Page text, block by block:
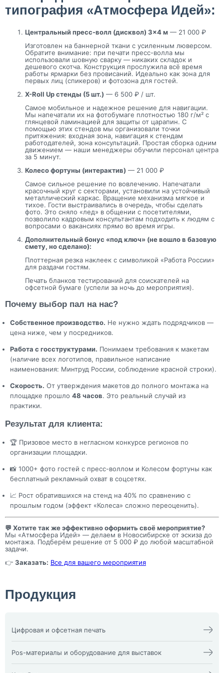
типография «Атмосфера Идей»:
Центральный пресс-волл (дисквол) 3×4 м — 21 000 ₽
Изготовлен на баннерной ткани с усиленным люверсом.
Обратите внимание: при печати пресс-волла мы
использовали шовную сварку — никаких складок и
дешевого скотча. Конструкция прослужила всё время
работы ярмарки без провисаний. Идеально как зона для
первых лиц (спикеров) и фотозона для гостей.
X-Roll Up стенды (5 шт.) — 6 500 ₽ / шт.
Самое мобильное и надежное решение для навигации.
Мы напечатали их на фотобумаге плотностью 180 г/м² с
глянцевой ламинацией для защиты от царапин. С
помощью этих стендов мы организовали точки
притяжения: входная зона, навигация к стендам
работодателей, зона консультаций. Простая сборка одним
движением — наши менеджеры обучили персонал центра
за 5 минут.
Колесо фортуны (интерактив) — 21 000 ₽
Самое сильное решение по вовлечению. Напечатали
красочный круг с секторами, установили на устойчивый
металлический каркас. Вращение механизма мягкое и
тихое. Гости выстраивались в очередь, чтобы сделать
фото. Это сняло «лед» в общении с посетителями,
позволило кадровым консультантам подходить к людям с
вопросами о вакансиях прямо во время игры.
Дополнительный бонус «под ключ» (не вошло в базовую
смету, но сделано):
Плоттерная резка наклеек с символикой «Работа России»
для раздачи гостям.
Печать бланков тестирований для соискателей на
офсетной бумаге (успели за ночь до мероприятия).
Почему выбор пал на нас?
Собственное производство. Не нужно ждать подрядчиков —
цена ниже, чем у посредников.
Работа с госструктурами. Понимаем требования к макетам
(наличие всех логотипов, правильное написание
наименования: Минтруд России, соблюдение красной строки).
Скорость. От утверждения макетов до полного монтажа на
площадке прошло 48 часов. Это реальный случай из
практики.
Результат для клиента:
🏆 Призовое место в негласном конкурсе регионов по
организации площадки.
📸 1000+ фото гостей с пресс-воллом и Колесом фортуны как
бесплатный рекламный охват в соцсетях.
📈 Рост обратившихся на стенд на 40% по сравнению с
прошлым годом (эффект «Колеса» сложно переоценить).
💬 Хотите так же эффективно оформить своё мероприятие?
Мы «Атмосфера Идей» — делаем в Новосибирске от эскиза до
монтажа. Подберём решение от 5 000 ₽ до любой масштабной
задачи.
👉 Заказать: Все для вашего мероприятия
Продукция
Цифровая и офсетная печать
Визитки
Конверты
3D наклейки
Пакеты
Папка фолдер
Печати и штампы
Pos-материалы и оборудование для выставок